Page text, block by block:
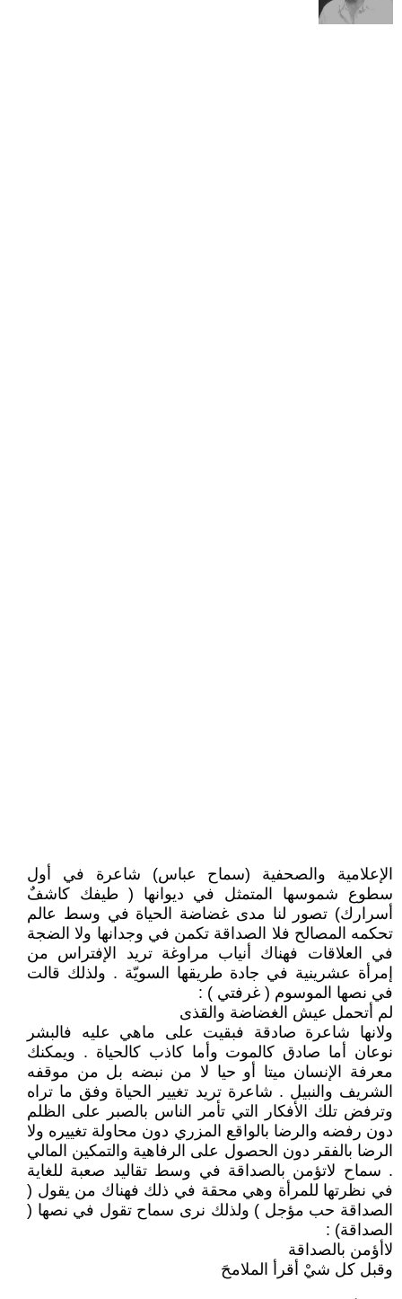
الإعلامية والصحفية (سماح عباس) شاعرة في أول
سطوع شموسها المتمثل في ديوانها ( طيفك كاشفٌ
أسرارك) تصور لنا مدى غضاضة الحياة في وسط عالم
تحكمه المصالح فلا الصداقة تكمن في وجدانها ولا الضجة
في العلاقات فهناك أنياب مراوغة تريد الإفتراس من
إمرأة عشرينية في جادة طريقها السويّة . ولذلك قالت
في نصها الموسوم ( غرفتي ) :
لم أتحمل عيش الغضاضة والقذى
ولانها شاعرة صادقة فبقيت على ماهي عليه فالبشر
نوعان أما صادق كالموت وأما كاذب كالحياة . ويمكنك
معرفة الإنسان ميتا أو حيا لا من نبضه بل من موقفه
الشريف والنبيل . شاعرة تريد تغيير الحياة وفق ما تراه
وترفض تلك الأفكار التي تأمر الناس بالصبر على الظلم
دون رفضه والرضا بالواقع المزري دون محاولة تغييره ولا
الرضا بالفقر دون الحصول على الرفاهية والتمكين المالي
. سماح لاتؤمن بالصداقة في وسط تقاليد صعبة للغاية
في نظرتها للمرأة وهي محقة في ذلك فهناك من يقول (
الصداقة حب مؤجل ) ولذلك نرى سماح تقول في نصها (
الصداقة) :
لاأؤمن بالصداقة
وقبل كل شيْ أقرأ الملامحَ